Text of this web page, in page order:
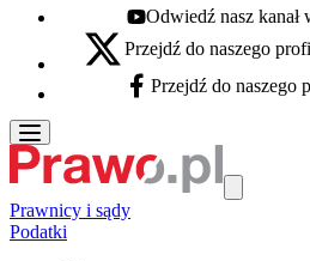
Youtube - otwiera się w nowej
Odwiedź nasz kanał
X - otwiera się w nowej karcie
Przejdź do naszego
Facebook - otwiera się w nowej
Przejdź do naszego
Prawnicy i sądy
Podatki